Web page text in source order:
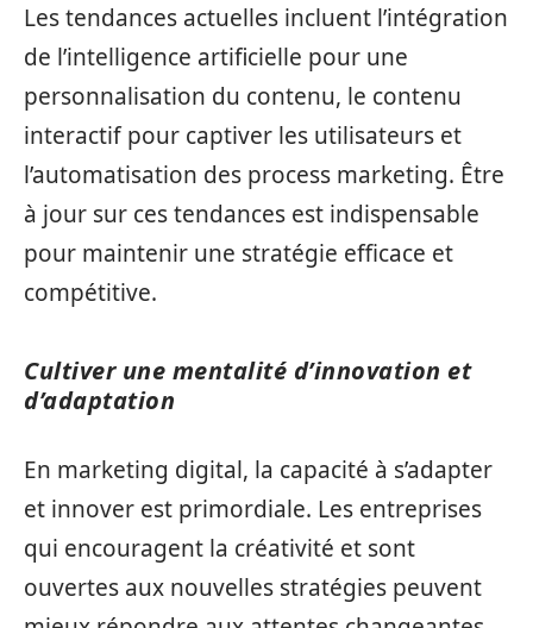
Les tendances actuelles incluent l’intégration
de l’intelligence artificielle pour une
personnalisation du contenu, le contenu
interactif pour captiver les utilisateurs et
l’automatisation des process marketing. Être
à jour sur ces tendances est indispensable
pour maintenir une stratégie efficace et
compétitive.
Cultiver une mentalité d’innovation et
d’adaptation
En marketing digital, la capacité à s’adapter
et innover est primordiale. Les entreprises
qui encouragent la créativité et sont
ouvertes aux nouvelles stratégies peuvent